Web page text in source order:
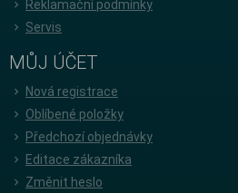
Reklamační podmínky
Servis
MŮJ ÚČET
Nová registrace
Oblíbené položky
Předchozí objednávky
Editace zákazníka
Změnit heslo